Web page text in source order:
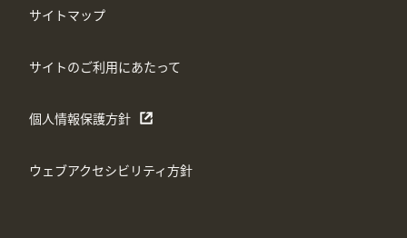
サイトマップ
サイトのご利用にあたって
個人情報保護方針
ウェブアクセシビリティ方針